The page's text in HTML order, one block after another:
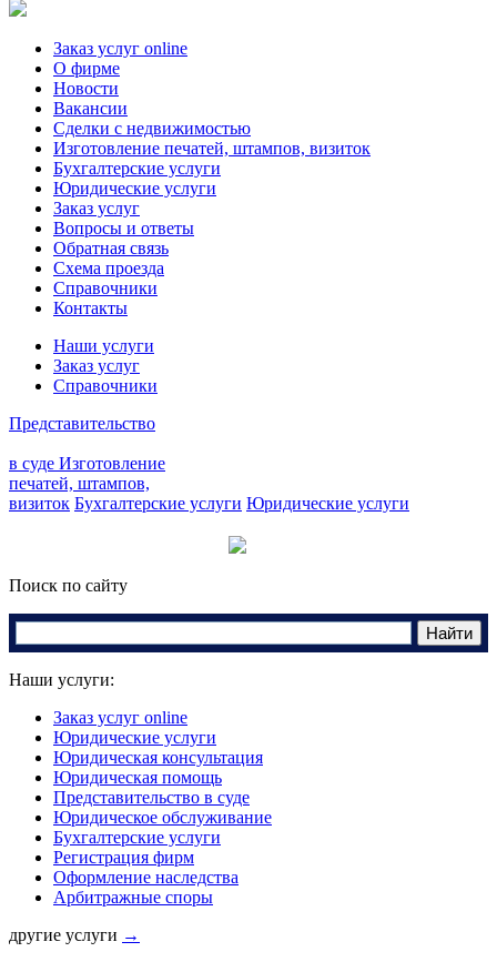
Заказ услуг online
О фирме
Новости
Вакансии
Сделки с недвижимостью
Изготовление печатей, штампов, визиток
Бухгалтерские услуги
Юридические услуги
Заказ услуг
Вопросы и ответы
Обратная связь
Схема проезда
Справочники
Контакты
Наши услуги
Заказ услуг
Справочники
Представительство
в суде Изготовление
печатей, штампов,
визиток Бухгалтерские услуги Юридические услуги
Поиск по сайту
Наши услуги:
Заказ услуг online
Юридические услуги
Юридическая консультация
Юридическая помощь
Представительство в суде
Юридическое обслуживание
Бухгалтерские услуги
Регистрация фирм
Оформление наследства
Арбитражные споры
другие услуги →